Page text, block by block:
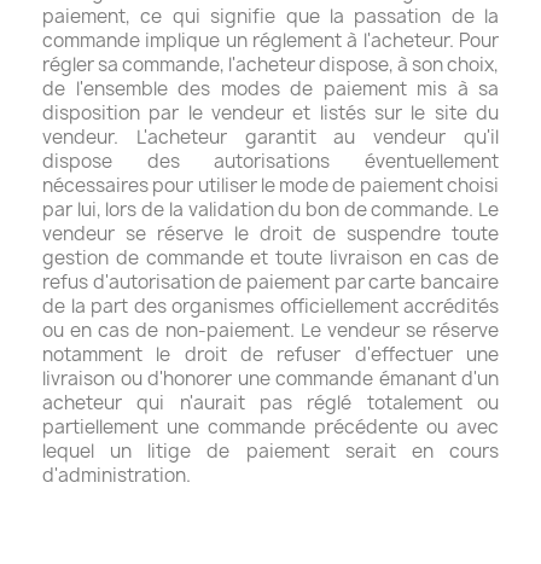
paiement, ce qui signifie que la passation de la
commande implique un réglement à l'acheteur. Pour
régler sa commande, l'acheteur dispose, à son choix,
de l'ensemble des modes de paiement mis à sa
disposition par le vendeur et listés sur le site du
vendeur. L'acheteur garantit au vendeur qu'il
dispose des autorisations éventuellement
nécessaires pour utiliser le mode de paiement choisi
par lui, lors de la validation du bon de commande. Le
vendeur se réserve le droit de suspendre toute
gestion de commande et toute livraison en cas de
refus d'autorisation de paiement par carte bancaire
de la part des organismes officiellement accrédités
ou en cas de non-paiement. Le vendeur se réserve
notamment le droit de refuser d'effectuer une
livraison ou d'honorer une commande émanant d'un
acheteur qui n'aurait pas réglé totalement ou
partiellement une commande précédente ou avec
lequel un litige de paiement serait en cours
d'administration.